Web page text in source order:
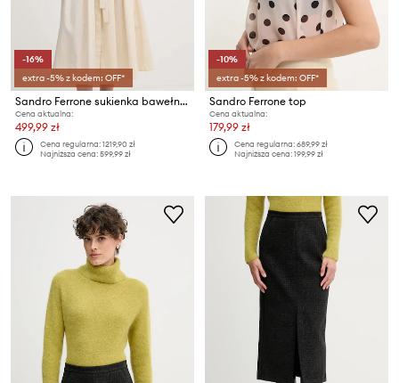
-16%
extra -5% z kodem: OFF*
Sandro Ferrone sukienka bawełniana
Cena aktualna:
499,99 zł
Cena regularna:1219,90 zł
Najniższa cena:599,99 zł
-10%
extra -5% z kodem: OFF*
Sandro Ferrone top
Cena aktualna:
179,99 zł
Cena regularna:689,99 zł
Najniższa cena:199,99 zł